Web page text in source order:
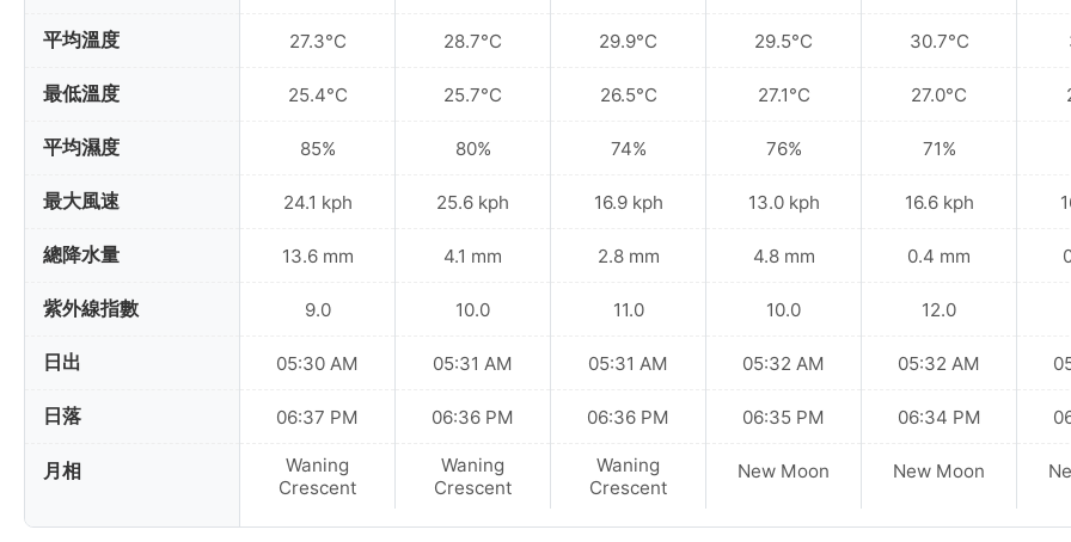
平均溫度
最低溫度
平均濕度
最大風速
總降水量
紫外線指數
日出
日落
月相
27.3°C
25.4°C
85%
24.1 kph
13.6 mm
9.0
05:30 AM
06:37 PM
Waning
Crescent
28.7°C
25.7°C
80%
25.6 kph
4.1 mm
10.0
05:31 AM
06:36 PM
Waning
Crescent
29.9°C
26.5°C
74%
16.9 kph
2.8 mm
11.0
05:31 AM
06:36 PM
Waning
Crescent
29.5°C
27.1°C
76%
13.0 kph
4.8 mm
10.0
05:32 AM
06:35 PM
New Moon
30.7°C
27.0°C
71%
16.6 kph
0.4 mm
12.0
05:32 AM
06:34 PM
New Moon